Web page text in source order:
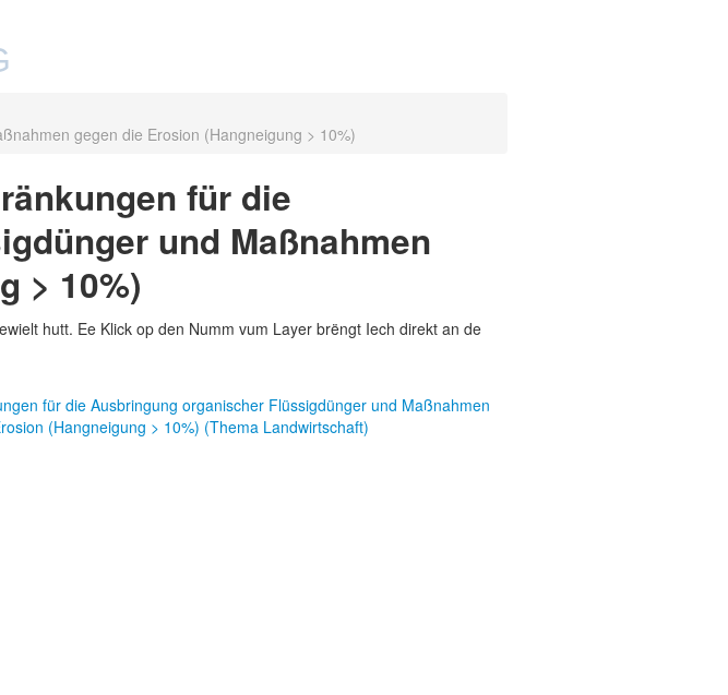
gegen die Erosion (Hangneigung > 10%)
für die
und Maßnahmen
> 10%)
hutt. Ee Klick op den Numm vum Layer brëngt Iech direkt an de
für die Ausbringung organischer Flüssigdünger und Maßnahmen
(Hangneigung > 10%) (Thema Landwirtschaft)